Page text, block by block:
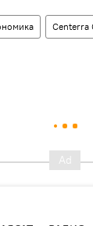
Centerra